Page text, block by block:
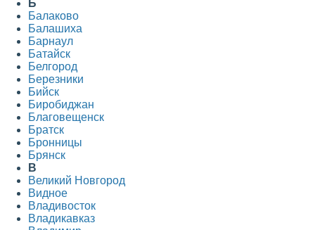
Б
Балаково
Балашиха
Барнаул
Батайск
Белгород
Березники
Бийск
Биробиджан
Благовещенск
Братск
Бронницы
Брянск
В
Великий Новгород
Видное
Владивосток
Владикавказ